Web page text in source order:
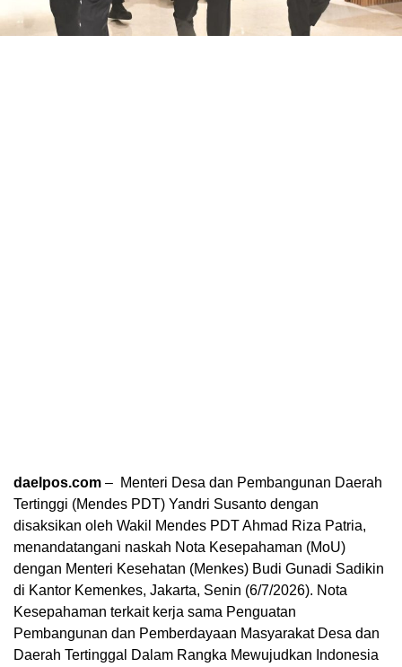
daelpos.com – Menteri Desa dan Pembangunan Daerah
Tertinggi (Mendes PDT) Yandri Susanto dengan
disaksikan oleh Wakil Mendes PDT Ahmad Riza Patria,
menandatangani naskah Nota Kesepahaman (MoU)
dengan Menteri Kesehatan (Menkes) Budi Gunadi Sadikin
di Kantor Kemenkes, Jakarta, Senin (6/7/2026). Nota
Kesepahaman terkait kerja sama Penguatan
Pembangunan dan Pemberdayaan Masyarakat Desa dan
Daerah Tertinggal Dalam Rangka Mewujudkan Indonesia